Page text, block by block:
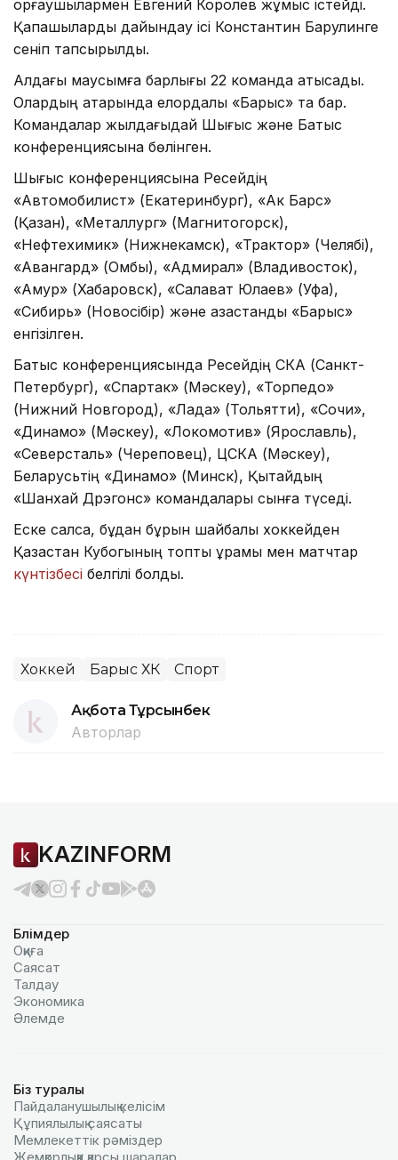
қорғаушылармен Евгений Королев жұмыс істейді.
Қақпашыларды дайындау ісі Константин Барулинге
сеніп тапсырылды.
Алдағы маусымға барлығы 22 команда қатысады.
Олардың қатарында елордалық «Барыс» та бар.
Командалар жылдағыдай Шығыс және Батыс
конференциясына бөлінген.
Шығыс конференциясына Ресейдің
«Автомобилист» (Екатеринбург), «Ак Барс»
(Қазан), «Металлург» (Магнитогорск),
«Нефтехимик» (Нижнекамск), «Трактор» (Челябі),
«Авангард» (Омбы), «Адмирал» (Владивосток),
«Амур» (Хабаровск), «Салават Юлаев» (Уфа),
«Сибирь» (Новосібір) және қазақстандық «Барыс»
енгізілген.
Батыс конференциясында Ресейдің СКА (Санкт-
Петербург), «Спартак» (Мәскеу), «Торпедо»
(Нижний Новгород), «Лада» (Тольятти), «Сочи»,
«Динамо» (Мәскеу), «Локомотив» (Ярославль),
«Северсталь» (Череповец), ЦСКА (Мәскеу),
Беларусьтің «Динамо» (Минск), Қытайдың
«Шанхай Дрэгонс» командалары сынға түседі.
Еске салсақ, бұдан бұрын шайбалы хоккейден
Қазақстан Кубогының топтық құрамы мен матчтар
күнтізбесі белгілі болды.
Хоккей Барыс ХК Спорт
Ақбота Тұрсынбек
Авторлар
KAZINFORM
Бөлімдер
Оқиға
Саясат
Талдау
Экономика
Әлемде
Біз туралы
Пайдаланушылық келiciм
Құпиялылық саясаты
Мемлекеттік рәміздер